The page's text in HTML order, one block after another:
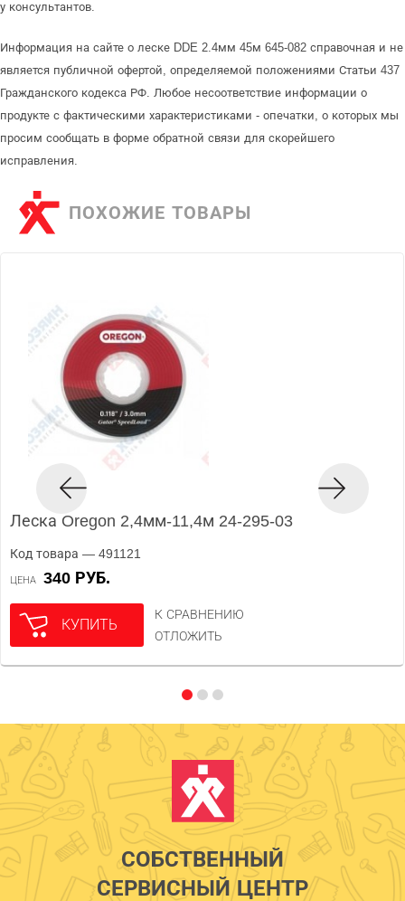
у консультантов.
Информация на сайте о леске DDE 2.4мм 45м 645-082 справочная и не
является публичной офертой, определяемой положениями Статьи 437
Гражданского кодекса РФ. Любое несоответствие информации о
продукте с фактическими характеристиками - опечатки, о которых мы
просим сообщать в форме обратной связи для скорейшего
исправления.
ПОХОЖИЕ ТОВАРЫ
Леска Oregon 2,4мм-11,4м 24-295-03
Код товара — 491121
ЦЕНА 340 РУБ.
КУПИТЬ
К СРАВНЕНИЮ
ОТЛОЖИТЬ
СОБСТВЕННЫЙ
СЕРВИСНЫЙ ЦЕНТР